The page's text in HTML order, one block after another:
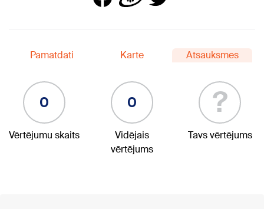
Pamatdati Karte Atsauksmes
0
Vērtējumu skaits
0
Vidējais
vērtējums
?
Tavs vērtējums